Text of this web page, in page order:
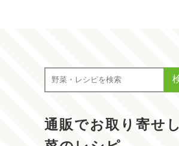
通販でお取り寄せ